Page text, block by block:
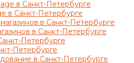
в Санкт-Петербурге
в Санкт-Петербурге
Петербурге